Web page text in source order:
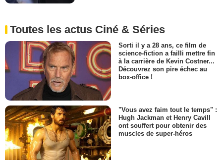
Toutes les actus Ciné & Séries
Sorti il y a 28 ans, ce film de
science-fiction a failli mettre fin
à la carrière de Kevin Costner...
Découvrez son pire échec au
box-office !
"Vous avez faim tout le temps" :
Hugh Jackman et Henry Cavill
ont souffert pour obtenir des
muscles de super-héros